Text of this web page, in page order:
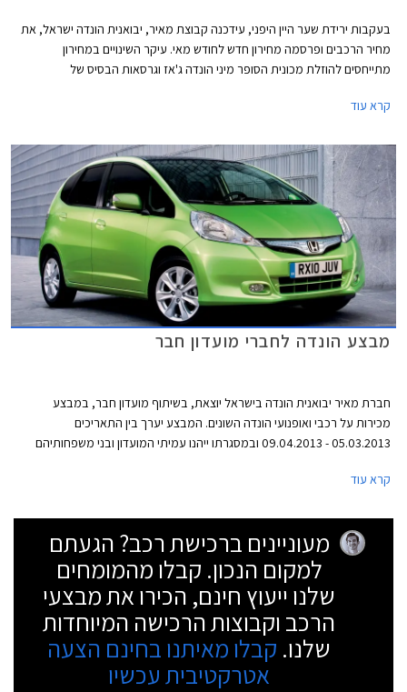
בעקבות ירידת שער היין היפני, עידכנה קבוצת מאיר, יבואנית הונדה ישראל, את
מחיר הרכבים ופרסמה מחירון חדש לחודש מאי. עיקר השינויים במחירון
מתייחסים להוזלת מכונית הסופר מיני הונדה ג'אז וגרסאות הבסיס של
קרא עוד
מבצע הונדה לחברי מועדון חבר
חברת מאיר יבואנית הונדה בישראל יוצאת, בשיתוף מועדון חבר, במבצע
מכירות על רכבי ואופנועי הונדה השונים. המבצע יערך בין התאריכים
05.03.2013 - 09.04.2013 ובמסגרתו ייהנו עמיתי המועדון ובני משפחותיהם
ברכישת אביזרים נוספים, הנחות במרכזי השירות, וכן ביטוח ומימון בתנאים
קרא עוד
מעוניינים ברכישת רכב? הגעתם
למקום הנכון. קבלו מהמומחים
שלנו ייעוץ חינם, הכירו את מבצעי
הרכב וקבוצות הרכישה המיוחדות
שלנו. קבלו מאיתנו בחינם הצעה
אטרקטיבית עכשיו